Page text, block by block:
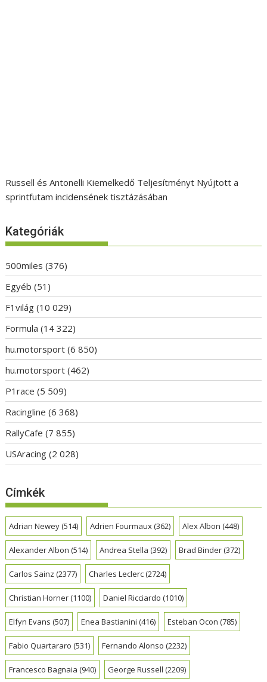
Russell és Antonelli Kiemelkedő Teljesítményt Nyújtott a
sprintfutam incidensének tisztázásában
Kategóriák
500miles (376)
Egyéb (51)
F1világ (10 029)
Formula (14 322)
hu.motorsport (6 850)
hu.motorsport (462)
P1race (5 509)
Racingline (6 368)
RallyCafe (7 855)
USAracing (2 028)
Címkék
Adrian Newey(514) Adrien Fourmaux(362) Alex Albon (448)
Alexander Albon (514) Andrea Stella (392) Brad Binder(372)
Carlos Sainz (2377) Charles Leclerc(2724)
Christian Horner(1100) Daniel Ricciardo (1010)
Elfyn Evans (507) Enea Bastianini (416) Esteban Ocon (785)
Fabio Quartararo (531) Fernando Alonso (2232)
Francesco Bagnaia (940) George Russell (2209)